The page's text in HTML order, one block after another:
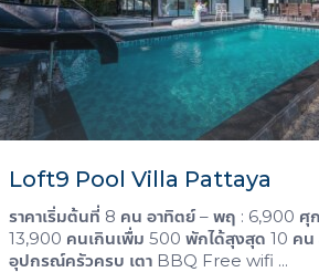
Loft9 Pool Villa Pattaya
ราคาเริ่มต้นที่ 8 คน อาทิตย์ – พฤ : 6,900 ศุก
13,900 คนเกินเพื่ม 500 พักได้สุงสุด 10 คน
อุปกรณ์ครัวครบ เตา BBQ Free wifi ...